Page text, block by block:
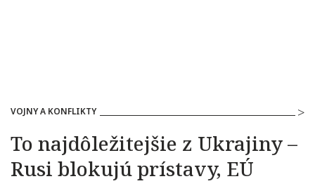
VOJNY A KONFLIKTY
To najdôležitejšie z Ukrajiny –
Rusi blokujú prístavy, EÚ